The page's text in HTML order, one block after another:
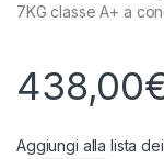
7KG classe A+ a
438,00
Aggiungi alla lista